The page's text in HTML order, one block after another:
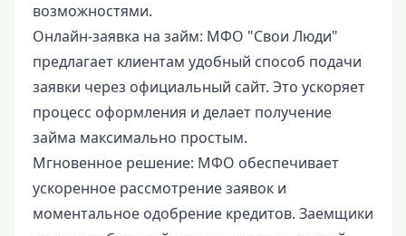
возможностями.
Онлайн-заявка на займ: МФО "Свои Люди"
предлагает клиентам удобный способ подачи
заявки через официальный сайт. Это ускоряет
процесс оформления и делает получение
займа максимально простым.
Мгновенное решение: МФО обеспечивает
ускоренное рассмотрение заявок и
моментальное одобрение кредитов. Заемщики